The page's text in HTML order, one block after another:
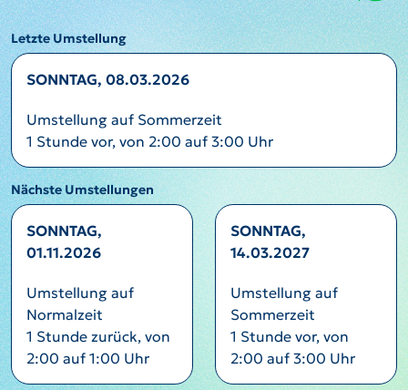
Letzte Umstellung
SONNTAG, 08.03.2026
Umstellung auf Sommerzeit
1 Stunde vor, von 2:00 auf 3:00 Uhr
Nächste Umstellungen
SONNTAG,
01.11.2026
Umstellung auf
Normalzeit
1 Stunde zurück, von
2:00 auf 1:00 Uhr
SONNTAG,
14.03.2027
Umstellung auf
Sommerzeit
1 Stunde vor, von
2:00 auf 3:00 Uhr